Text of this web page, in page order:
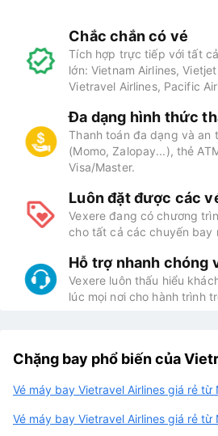
Chắc chắn có vé
Tích hợp trực tiếp với tất
lớn: Vietnam Airlines,
Vietravel Airlines, Pacific
Đa dạng hình thức
Thanh toán đa dạng và an
(Momo, Zalopay...), thẻ
Visa/Master.
Luôn đặt được các
Vexere đang có chương
cho tất cả các chuyến bay
Hỗ trợ nhanh chóng
Vexere luôn thấu hiểu
lúc mọi nơi cho hành trình
Chặng bay phổ biến của
Vé máy bay Vietravel Airlines giá rẻ từ
Vé máy bay Vietravel Airlines giá rẻ từ